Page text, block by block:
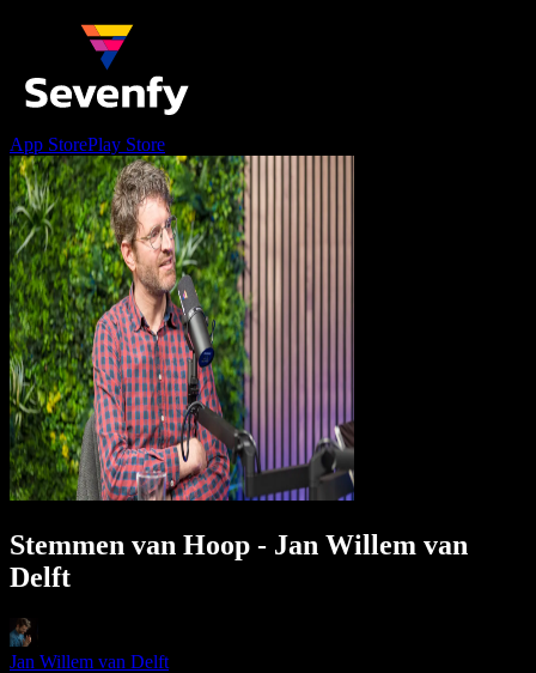
App StorePlay Store
Stemmen van Hoop - Jan Willem van
Delft
Jan Willem van Delft